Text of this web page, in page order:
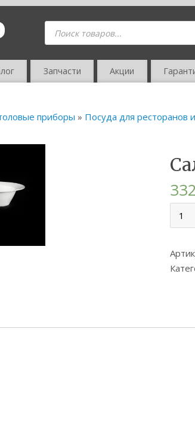
Запчасти Акции
приборы » Посуда для ресторанов
332